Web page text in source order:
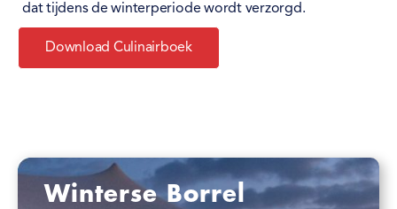
dat tijdens de winterperiode wordt verzorgd.
Download Culinairboek
Winterse Borrel